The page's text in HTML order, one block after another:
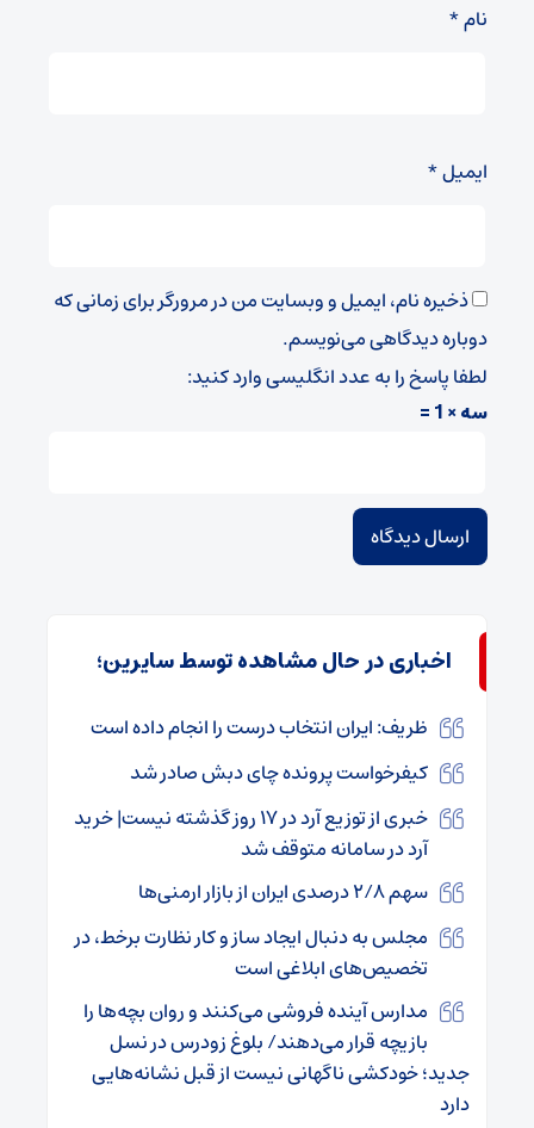
نام*
ایمیل*
ذخیره نام، ایمیل و وبسایت من در مرورگر برای زمانی که
دوباره دیدگاهی می‌نویسم.
لطفا پاسخ را به عدد انگلیسی وارد کنید:
سه × 1 =
اخباری در حال مشاهده توسط سایرین؛
ظریف: ایران انتخاب درست را انجام داده است
کیفرخواست پرونده چای دبش صادر شد
خبری از توزیع آرد در ۱۷ روز گذشته نیست| خرید
آرد در سامانه متوقف شد
سهم ۲/۸ درصدی ایران از بازار ارمنی‌ها
مجلس به دنبال ایجاد ساز و کار نظارت برخط، در
تخصیص‌های ابلاغی است
مدارس آینده فروشی می‌کنند و روان بچه‌ها را
بازیچه قرار می‌دهند/ بلوغ زودرس در نسل
جدید؛ خودکشی ناگهانی نیست از قبل نشانه‌هایی
دارد